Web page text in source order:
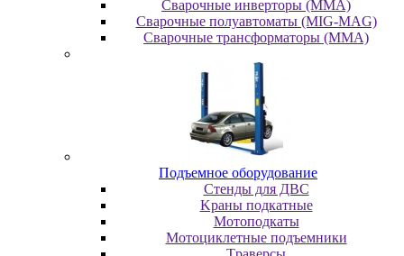
Сварочные инверторы (MMA)
Сварочные полуавтоматы (MIG-MAG)
Сварочные трансформаторы (MMA)
Пoдъeмнoe oбopудoвaниe
Cтeнды для ДBC
Kpaны пoдкaтныe
Moтoпoдкaты
Moтoциклeтныe пoдъeмники